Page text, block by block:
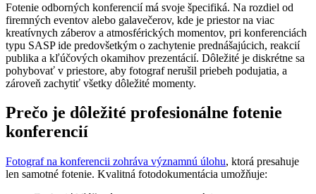
Fotenie odborných konferencií má svoje špecifiká. Na rozdiel od
firemných eventov alebo galavečerov, kde je priestor na viac
kreatívnych záberov a atmosférických momentov, pri konferenciách
typu SASP ide predovšetkým o zachytenie prednášajúcich, reakcií
publika a kľúčových okamihov prezentácií. Dôležité je diskrétne sa
pohybovať v priestore, aby fotograf nerušil priebeh podujatia, a
zároveň zachytiť všetky dôležité momenty.
Prečo je dôležité profesionálne fotenie
konferencií
Fotograf na konferencii zohráva významnú úlohu, ktorá presahuje
len samotné fotenie. Kvalitná fotodokumentácia umožňuje: